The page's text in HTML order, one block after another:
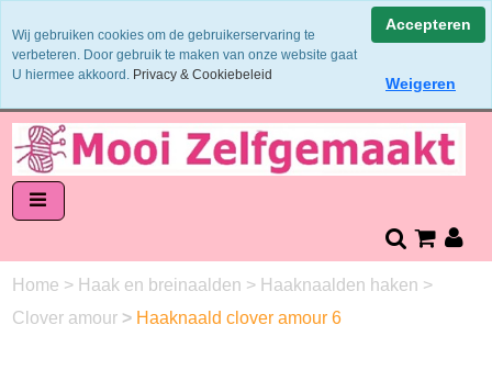
Garens worden uit 1 verfbad verzonden
Veilig online betalen of zelf overschrijven
Home > Haak en breinaalden > Haaknaalden haken >
Clover amour > Haaknaald clover amour 6
Wij gebruiken cookies om de gebruikerservaring te
verbeteren. Door gebruik te maken van onze website gaat
U hiermee akkoord. Privacy & Cookiebeleid
Accepteren
Weigeren